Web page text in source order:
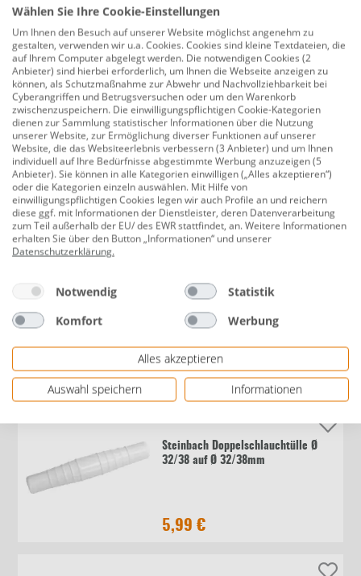
Steinbach T-Stück Tülle
5,99 €
Steinbach Adapter für INTEX Pools 2"
x 1 1-2" AG grau
6,99 €
Steinbach Schlauchtülle Ø38mm
5,99 €
Steinbach Doppelschlauchtülle Ø
32/38 auf Ø 32/38mm
5,99 €
Wählen Sie Ihre Cookie-Einstellungen
Um Ihnen den Besuch auf unserer Website möglichst angenehm zu
gestalten, verwenden wir u.a. Cookies. Cookies sind kleine Textdateien, die
auf Ihrem Computer abgelegt werden. Die notwendigen Cookies (2
Anbieter) sind hierbei erforderlich, um Ihnen die Webseite anzeigen zu
können, als Schutzmaßnahme zur Abwehr und Nachvollziehbarkeit bei
Cyberangriffen und Betrugsversuchen oder um den Warenkorb
zwischenzuspeichern. Die einwilligungspflichtigen Cookie-Kategorien
dienen zur Sammlung statistischer Informationen über die Nutzung
unserer Website, zur Ermöglichung diverser Funktionen auf unserer
Website, die das Websiteerlebnis verbessern (3 Anbieter) und um Ihnen
individuell auf Ihre Bedürfnisse abgestimmte Werbung anzuzeigen (5
Anbieter). Sie können in alle Kategorien einwilligen („Alles akzeptieren“)
oder die Kategorien einzeln auswählen. Mit Hilfe von
einwilligungspflichtigen Cookies legen wir auch Profile an und reichern
diese ggf. mit Informationen der Dienstleister, deren Datenverarbeitung
zum Teil außerhalb der EU/ des EWR stattfindet, an. Weitere Informationen
erhalten Sie über den Button „Informationen“ und unserer
Datenschutzerklärung.
Notwendig
Statistik
Komfort
Werbung
Alles akzeptieren
Auswahl speichern
Informationen